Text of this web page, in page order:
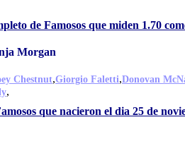
de Famosos que miden 1.70
Morgan
Chestnut,Giorgio Faletti,Donovan
,
que nacieron el dia 25 de